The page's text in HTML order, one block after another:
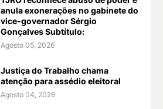
anula exonerações no gabinete do
vice-governador Sérgio
Gonçalves Subtítulo:
Agosto 05, 2026
Justiça do Trabalho chama
atenção para assédio eleitoral
Agosto 04, 2026